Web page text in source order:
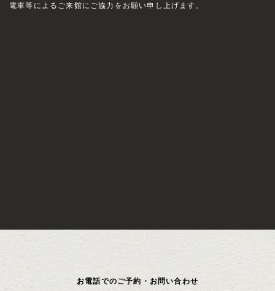
電車等によるご来館にご協力をお願い申し上げます。
お電話でのご予約・お問い合わせ